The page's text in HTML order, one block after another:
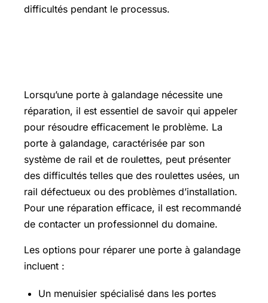
difficultés pendant le processus.
Lorsqu’une porte à galandage nécessite une
réparation, il est essentiel de savoir qui appeler
pour résoudre efficacement le problème. La
porte à galandage, caractérisée par son
système de rail et de roulettes, peut présenter
des difficultés telles que des roulettes usées, un
rail défectueux ou des problèmes d’installation.
Pour une réparation efficace, il est recommandé
de contacter un professionnel du domaine.
Les options pour réparer une porte à galandage
incluent :
Un menuisier spécialisé dans les portes